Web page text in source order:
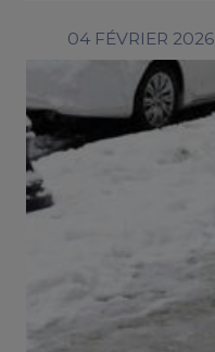
04 FÉVRIER 2026